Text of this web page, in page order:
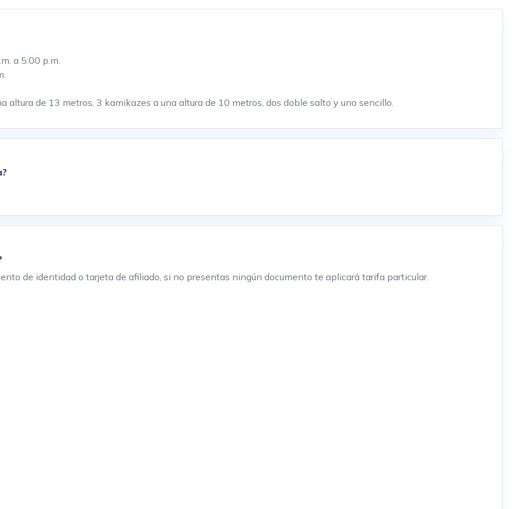
a 5:00 p.m.
de 13 metros, 3 kamikazes a una altura de 10 metros, dos doble salto y uno sencillo.
de identidad o tarjeta de afiliado, si no presentas ningún documento te aplicará tarifa particular.